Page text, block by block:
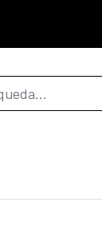
búsqueda